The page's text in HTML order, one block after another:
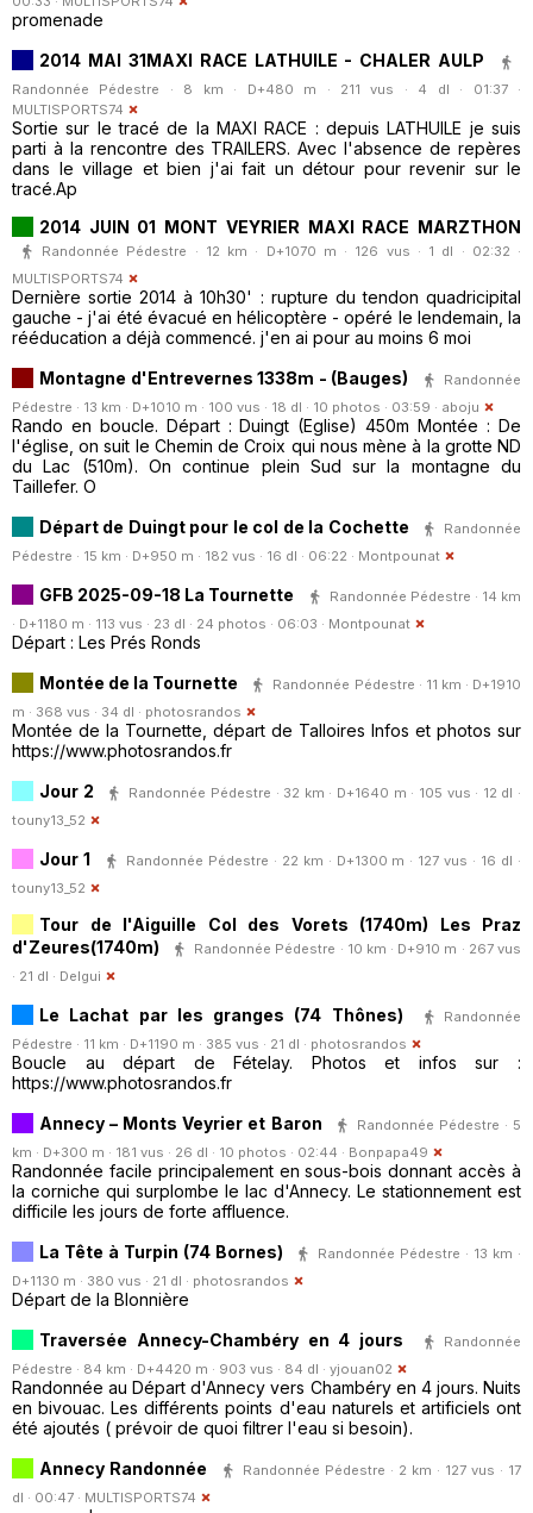
promenade
2014 MAI 31MAXI RACE LATHUILE - CHALER AULP
Randonnée Pédestre · 8 km · D+480 m · 211 vus · 4 dl · 01:37 ·
MULTISPORTS74
Sortie sur le tracé de la MAXI RACE : depuis LATHUILE je suis
parti à la rencontre des TRAILERS. Avec l'absence de repères
dans le village et bien j'ai fait un détour pour revenir sur le
tracé.Ap
2014 JUIN 01 MONT VEYRIER MAXI RACE MARZTHON
Randonnée Pédestre · 12 km · D+1070 m · 126 vus · 1 dl · 02:32 ·
MULTISPORTS74
Dernière sortie 2014 à 10h30' : rupture du tendon quadricipital
gauche - j'ai été évacué en hélicoptère - opéré le lendemain, la
rééducation a déjà commencé. j'en ai pour au moins 6 moi
Montagne d'Entrevernes 1338m - (Bauges)
Randonnée
Pédestre · 13 km · D+1010 m · 100 vus · 18 dl · 10 photos · 03:59 · aboju
Rando en boucle. Départ : Duingt (Eglise) 450m Montée : De
l'église, on suit le Chemin de Croix qui nous mène à la grotte ND
du Lac (510m). On continue plein Sud sur la montagne du
Taillefer. O
Départ de Duingt pour le col de la Cochette
Randonnée
Pédestre · 15 km · D+950 m · 182 vus · 16 dl · 06:22 · Montpounat
GFB 2025-09-18 La Tournette
Randonnée Pédestre · 14 km
· D+1180 m · 113 vus · 23 dl · 24 photos · 06:03 · Montpounat
Départ : Les Prés Ronds
Montée de la Tournette
Randonnée Pédestre · 11 km · D+1910
m · 368 vus · 34 dl · photosrandos
Montée de la Tournette, départ de Talloires Infos et photos sur
https://www.photosrandos.fr
Jour 2
Randonnée Pédestre · 32 km · D+1640 m · 105 vus · 12 dl ·
touny13_52
Jour 1
Randonnée Pédestre · 22 km · D+1300 m · 127 vus · 16 dl ·
touny13_52
Tour de l'Aiguille Col des Vorets (1740m) Les Praz
d'Zeures(1740m)
Randonnée Pédestre · 10 km · D+910 m · 267 vus
· 21 dl · Delgui
Le Lachat par les granges (74 Thônes)
Randonnée
Pédestre · 11 km · D+1190 m · 385 vus · 21 dl · photosrandos
Boucle au départ de Fételay. Photos et infos sur :
https://www.photosrandos.fr
Annecy – Monts Veyrier et Baron
Randonnée Pédestre · 5
km · D+300 m · 181 vus · 26 dl · 10 photos · 02:44 · Bonpapa49
Randonnée facile principalement en sous-bois donnant accès à
la corniche qui surplombe le lac d'Annecy. Le stationnement est
difficile les jours de forte affluence.
La Tête à Turpin (74 Bornes)
Randonnée Pédestre · 13 km ·
D+1130 m · 380 vus · 21 dl · photosrandos
Départ de la Blonnière
Traversée Annecy-Chambéry en 4 jours
Randonnée
Pédestre · 84 km · D+4420 m · 903 vus · 84 dl · yjouan02
Randonnée au Départ d'Annecy vers Chambéry en 4 jours. Nuits
en bivouac. Les différents points d'eau naturels et artificiels ont
été ajoutés ( prévoir de quoi filtrer l'eau si besoin).
Annecy Randonnée
Randonnée Pédestre · 2 km · 127 vus · 17
dl · 00:47 · MULTISPORTS74